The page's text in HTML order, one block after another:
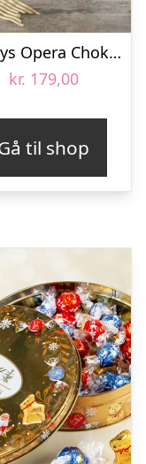
Baileys Opera Chokoladeæske
kr. 179,00
til shop